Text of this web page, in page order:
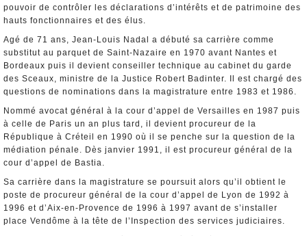
pouvoir de contrôler les déclarations d’intérêts et de patrimoine des
hauts fonctionnaires et des élus.
Agé de 71 ans, Jean-Louis Nadal a débuté sa carrière comme
substitut au parquet de Saint-Nazaire en 1970 avant Nantes et
Bordeaux puis il devient conseiller technique au cabinet du garde
des Sceaux, ministre de la Justice Robert Badinter. Il est chargé des
questions de nominations dans la magistrature entre 1983 et 1986.
Nommé avocat général à la cour d’appel de Versailles en 1987 puis
à celle de Paris un an plus tard, il devient procureur de la
République à Créteil en 1990 où il se penche sur la question de la
médiation pénale. Dès janvier 1991, il est procureur général de la
cour d’appel de Bastia.
Sa carrière dans la magistrature se poursuit alors qu’il obtient le
poste de procureur général de la cour d’appel de Lyon de 1992 à
1996 et d’Aix-en-Provence de 1996 à 1997 avant de s’installer
place Vendôme à la tête de l’Inspection des services judiciaires.